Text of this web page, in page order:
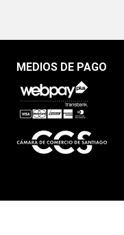
MEDIOS DE PAGO